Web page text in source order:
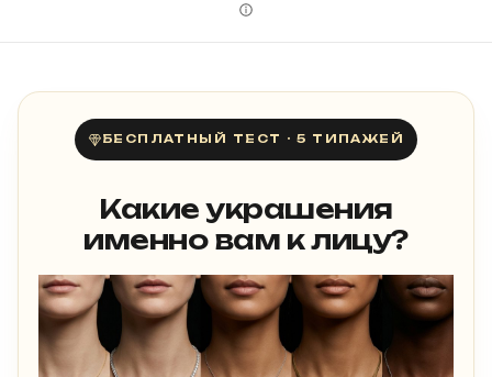
БЕСПЛАТНЫЙ ТЕСТ · 5 ТИПАЖЕЙ
Какие украшения
именно вам к лицу?